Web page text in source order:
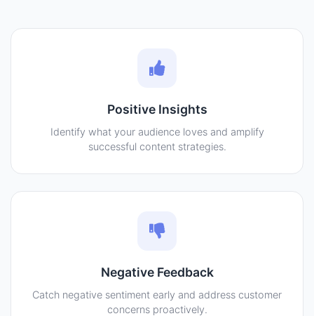
Positive Insights
Identify what your audience loves and amplify
successful content strategies.
Negative Feedback
Catch negative sentiment early and address customer
concerns proactively.